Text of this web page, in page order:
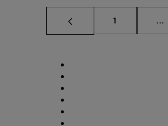
Página
1 ...